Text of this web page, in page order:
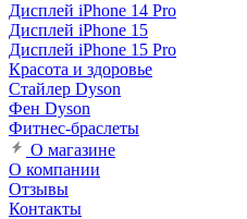
Дисплей iPhone 14 Pro
Дисплей iPhone 15
Дисплей iPhone 15 Pro
Красота и здоровье
Стайлер Dyson
Фен Dyson
Фитнес-браслеты
О магазине
О компании
Отзывы
Контакты